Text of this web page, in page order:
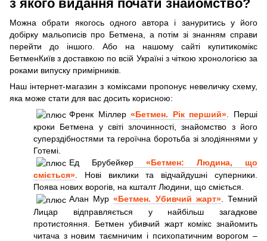
з якого видання почати знайомство?
Можна обрати якогось одного автора і зануритись у його
добірку мальописів про Бетмена, а потім зі знанням справи
перейти до іншого. Або на нашому сайті купитикомікс
БетменКиїв з доставкою по всій Україні з чіткою хронологією за
роками випуску примірників.
Наш інтернет-магазин з коміксами пропонує невеличку схему,
яка може стати для вас досить корисною:
Френк Міллер«Бетмен. Рік перший» . Перші
кроки Бетмена у світі злочинності, знайомство з його
суперздібностями та героїчна боротьба зі злодіяннями у
Готемі.
Ед Брубейкер
«Бетмен: Людина, що
сміється». Нові виклики та відчайдушні суперники.
Поява нових ворогів, на кшталт Людини, що сміється.
Алан Мур «Бетмен. Убивчий жарт». Темний
Лицар відправляється у найбільш загадкове
протистояння. Бетмен убивчий жарт комікс знайомить
читача з новим таємничим і психопатичним ворогом –